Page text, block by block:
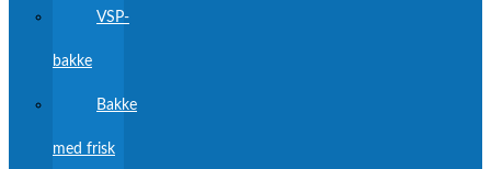
VSP-
bakke
Bakke
med frisk